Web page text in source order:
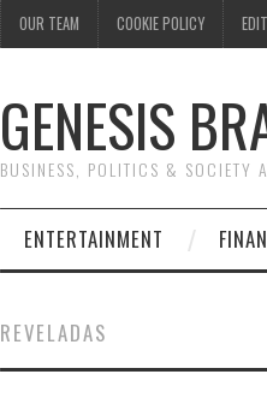
OUR TEAM COOKIE POLICY
GENESIS
BUSINESS, POLITICS & SOCIETY
ENTERTAINMENT
REVELADAS